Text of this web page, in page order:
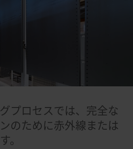
プロセスでは、完全な
のために赤外線または
。